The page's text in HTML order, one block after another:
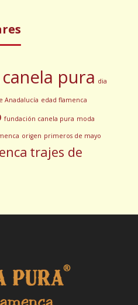
canela pura dia
Anadalucía edad flamenca
fundación canela pura moda
origen primeros de mayo
trajes de